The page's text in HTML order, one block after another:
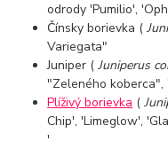
odrody 'Pumilio',
Čínsky borievka (
Variegata"
Juniper ( Juniperus
"Zeleného
Plíživý borievka (
Chip', 'Limeglow',
'